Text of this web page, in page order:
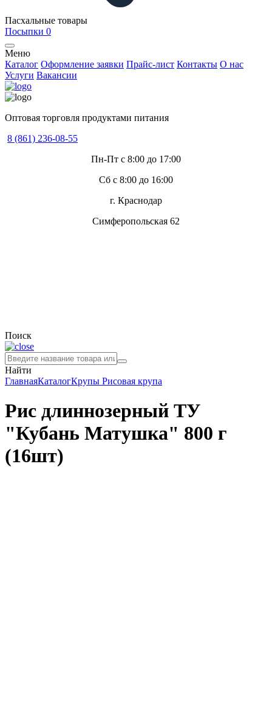
Пасхальные товары
Посыпки 0
Меню
Каталог Оформление заявки Прайс-лист Контакты О нас
Услуги Вакансии
Оптовая торговля продуктами питания
8 (861) 236-08-55
Пн-Пт с 8:00 до 17:00
Сб с 8:00 до 16:00
г. Краснодар
Симферопольская 62
Поиск
Найти
ГлавнаяКаталогКрупы Рисовая крупа
Рис длиннозерный ТУ
"Кубань Матушка" 800 г
(16шт)